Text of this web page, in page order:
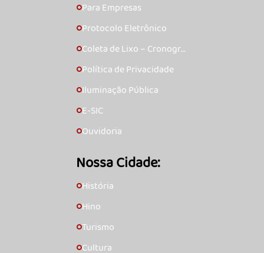
🞇Para Empresas
🞇Protocolo Eletrônico
🞇Coleta de Lixo – Cronogra
🞇Política de Privacidade
🞇Iluminação Pública
🞇E-SIC
🞇Ouvidoria
Nossa Cidade:
🞇História
🞇Hino
🞇Turismo
🞇Cultura